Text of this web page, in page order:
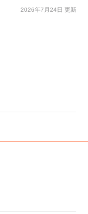
2026年7月24日 更新